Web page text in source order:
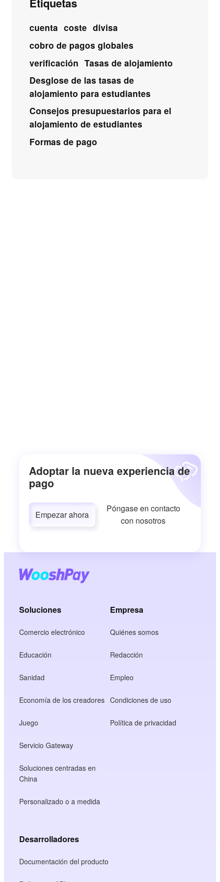
Etiquetas
cuenta coste divisa
cobro de pagos globales
verificación Tasas de alojamiento
Desglose de las tasas de
alojamiento para estudiantes
Consejos presupuestarios para el
alojamiento de estudiantes
Formas de pago
Adoptar la nueva experiencia de
pago
Empezar ahora
Póngase en contacto
con nosotros
Soluciones
Comercio electrónico
Educación
Sanidad
Economía de los creadores
Juego
Servicio Gateway
Soluciones centradas en
China
Personalizado o a medida
Empresa
Quiénes somos
Redacción
Empleo
Condiciones de uso
Política de privacidad
Desarrolladores
Documentación del producto